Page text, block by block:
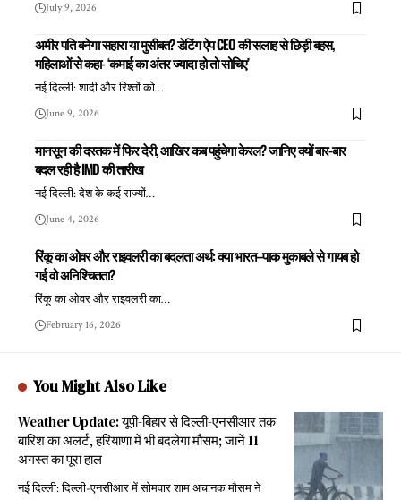
July 9, 2026
अमीर पति बनेगा सहारा या मुसीबत? डेटिंग ऐप CEO की सलाह से छिड़ी बहस,
महिलाओं से कहा- ‘कमाई का अंतर ज्यादा हो तो सोचिए’
नई दिल्ली: शादी और रिश्तों को…
June 9, 2026
मानसून की दस्तक में फिर देरी, आखिर कब पहुंचेगा केरल? जानिए क्यों बार-बार
बदल रही है IMD की तारीख
नई दिल्ली: देश के कई राज्यों…
June 4, 2026
रिंकू का ओवर और राइवलरी का बदलता अर्थ: क्या भारत–पाक मुकाबले से गायब हो
गई वो अनिश्चितता?
रिंकू का ओवर और राइवलरी का…
February 16, 2026
You Might Also Like
Weather Update: यूपी-बिहार से दिल्ली-एनसीआर तक
बारिश का अलर्ट, हरियाणा में भी बदलेगा मौसम; जानें 11
अगस्त का पूरा हाल
नई दिल्ली: दिल्ली-एनसीआर में सोमवार शाम अचानक मौसम ने